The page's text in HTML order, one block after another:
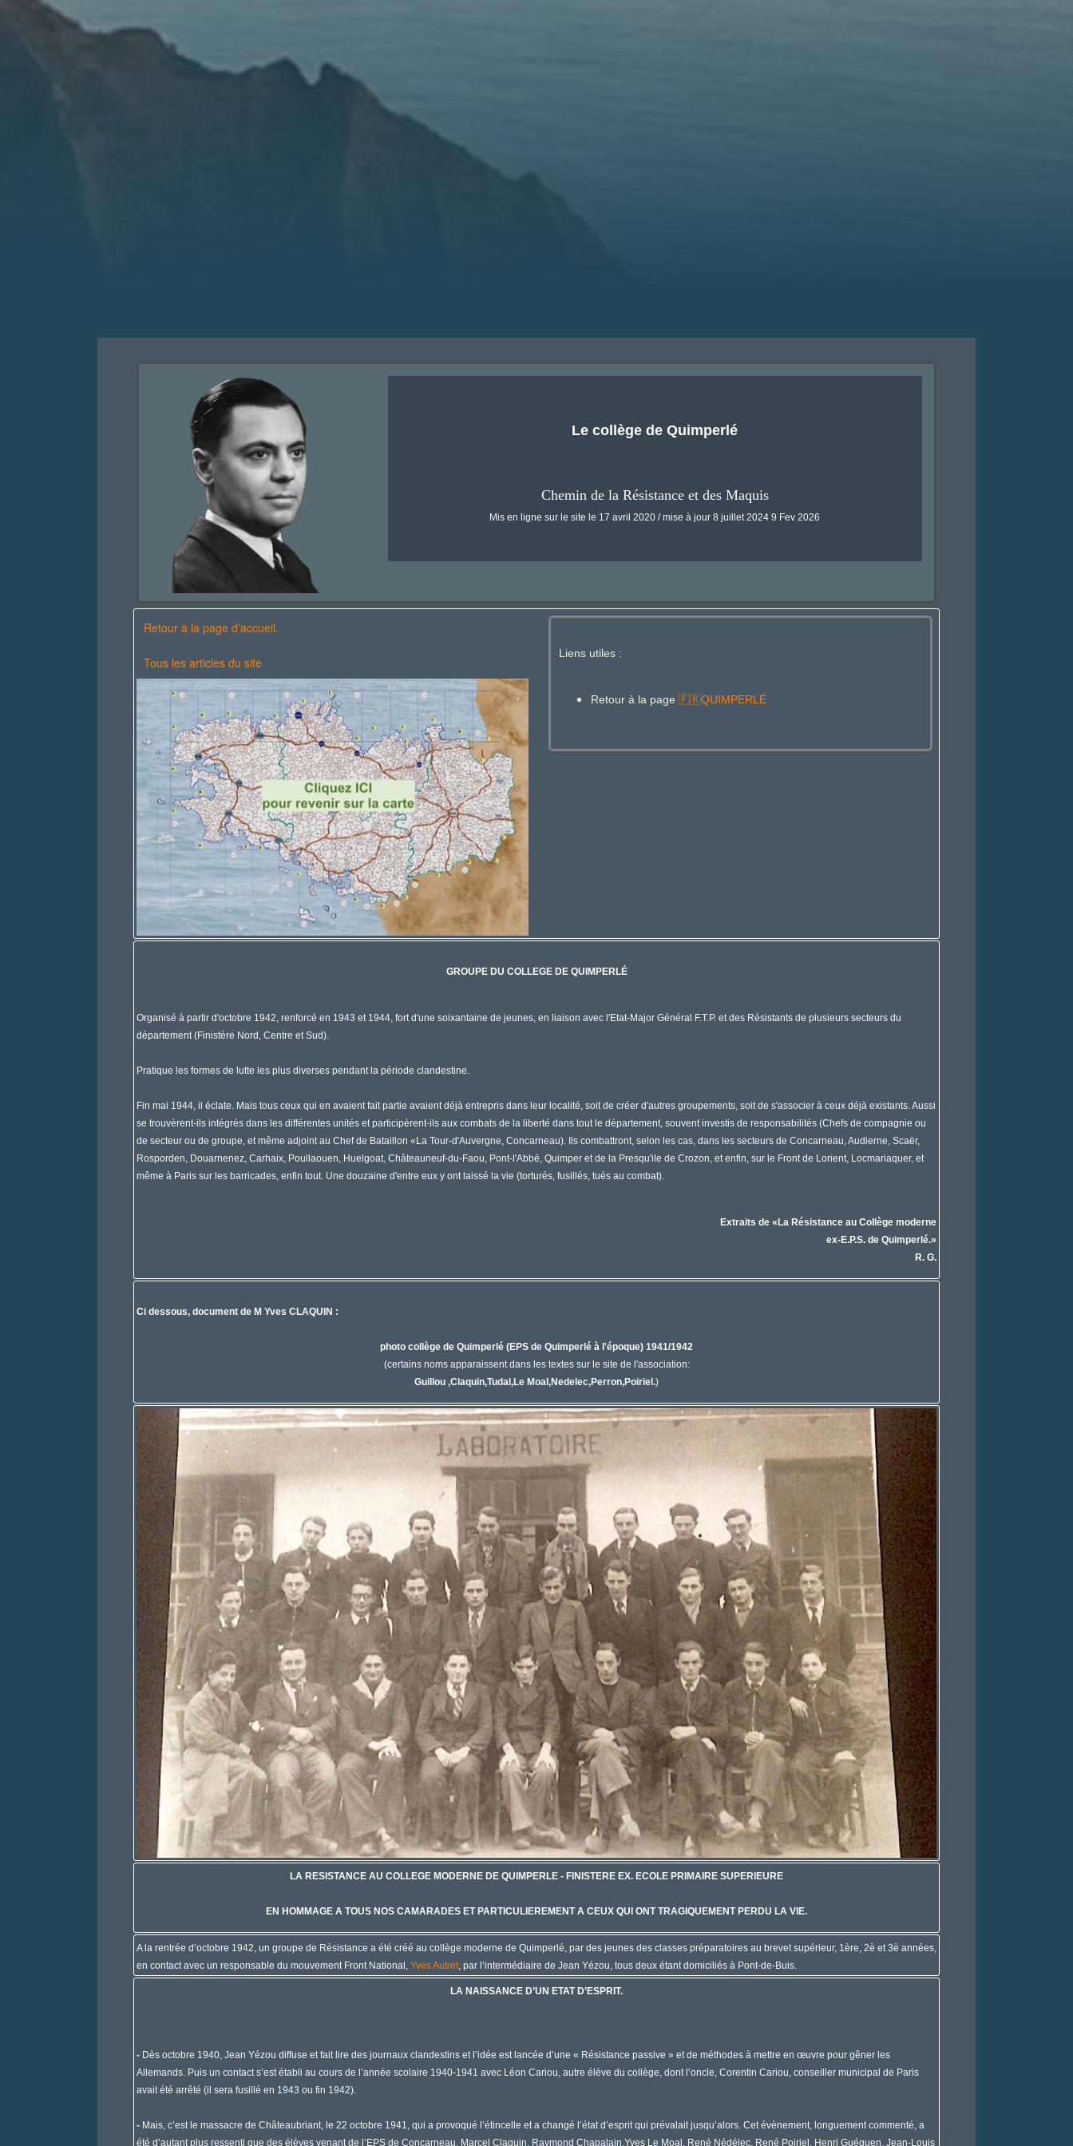
Le collège de Quimperlé
Chemin de la Résistance et des Maquis
Mis en ligne sur le site le 17 avril 2020 / mise à jour 8 juillet 2024 9 Fev 2026
Retour à la page d'accueil.
Tous les articles du site
Liens utiles :
Retour à la page 🇫🇷QUIMPERLÉ
GROUPE DU COLLEGE DE QUIMPERLÉ
Organisé à partir d'octobre 1942, renforcé en 1943 et 1944, fort d'une soixantaine de jeunes, en liaison avec l'Etat-Major Général F.T.P. et des Résistants de plusieurs secteurs du
département (Finistère Nord, Centre et Sud).
Pratique les formes de lutte les plus diverses pendant la période clandestine.
Fin mai 1944, il éclate. Mais tous ceux qui en avaient fait partie avaient déjà entrepris dans leur localité, soit de créer d'autres groupements, soit de s'associer à ceux déjà existants. Aussi
se trouvèrent-ils intégrés dans les différentes unités et participèrent-ils aux combats de la liberté dans tout le département, souvent investis de responsabilités (Chefs de compagnie ou
de secteur ou de groupe, et même adjoint au Chef de Bataillon «La Tour-d'Auvergne, Concarneau). Ils combattront, selon les cas, dans les secteurs de Concarneau, Audierne, Scaër,
Rosporden, Douarnenez, Carhaix, Poullaouen, Huelgoat, Châteauneuf-du-Faou, Pont-l'Abbé, Quimper et de la Presqu'ile de Crozon, et enfin, sur le Front de Lorient, Locmariaquer, et
même à Paris sur les barricades, enfin tout. Une douzaine d'entre eux y ont laissé la vie (torturés, fusillés, tués au combat).
Extraits de «La Résistance au Collège moderne
ex-E.P.S. de Quimperlé.»
R. G.
Ci dessous, document de M Yves CLAQUIN :
photo collège de Quimperlé (EPS de Quimperlé à l'époque) 1941/1942
(certains noms apparaissent dans les textes sur le site de l'association:
Guillou ,Claquin,Tudal,Le Moal,Nedelec,Perron,Poiriel.)
LA RESISTANCE AU COLLEGE MODERNE DE QUIMPERLE - FINISTERE EX. ECOLE PRIMAIRE SUPERIEURE
EN HOMMAGE A TOUS NOS CAMARADES ET PARTICULIEREMENT A CEUX QUI ONT TRAGIQUEMENT PERDU LA VIE.
A la rentrée d’octobre 1942, un groupe de Résistance a été créé au collège moderne de Quimperlé, par des jeunes des classes préparatoires au brevet supérieur, 1 ère , 2è et 3è années,
en contact avec un responsable du mouvement Front National, Yves Autret , par l’intermédiaire de Jean Yézou, tous deux étant domiciliés à Pont-de-Buis.
LA NAISSANCE D’UN ETAT D’ESPRIT.
- Dès octobre 1940, Jean Yézou diffuse et fait lire des journaux clandestins et l’idée est lancée d’une « Résistance passive » et de méthodes à mettre en œuvre pour gêner les
Allemands. Puis un contact s’est établi au cours de l’année scolaire 1940-1941 avec Léon Cariou, autre élève du collège, dont l’oncle, Corentin Cariou, conseiller municipal de Paris
avait été arrêté (il sera fusillé en 1943 ou fin 1942).
- Mais, c’est le massacre de Châteaubriant, le 22 octobre 1941, qui a provoqué l’étincelle et a changé l’état d’esprit qui prévalait jusqu’alors. Cet évènement, longuement commenté, a
été d’autant plus ressenti que des élèves venant de l’EPS de Concarneau, Marcel Claquin, Raymond Chapalain,Yves Le Moal, René Nédélec, René Poiriel, Henri Guéguen, Jean-Louis